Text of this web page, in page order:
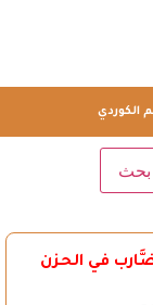
الكوردي
في الحزن